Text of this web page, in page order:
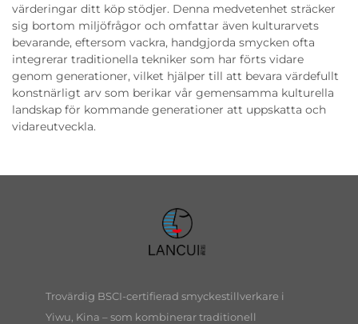
värderingar ditt köp stödjer. Denna medvetenhet sträcker
sig bortom miljöfrågor och omfattar även kulturarvets
bevarande, eftersom vackra, handgjorda smycken ofta
integrerar traditionella tekniker som har förts vidare
genom generationer, vilket hjälper till att bevara värdefullt
konstnärligt arv som berikar vår gemensamma kulturella
landskap för kommande generationer att uppskatta och
vidareutveckla.
Trovärdig BSCI-certifierad smyckestillverkare i
Yiwu, Kina – som kombinerar traditionell